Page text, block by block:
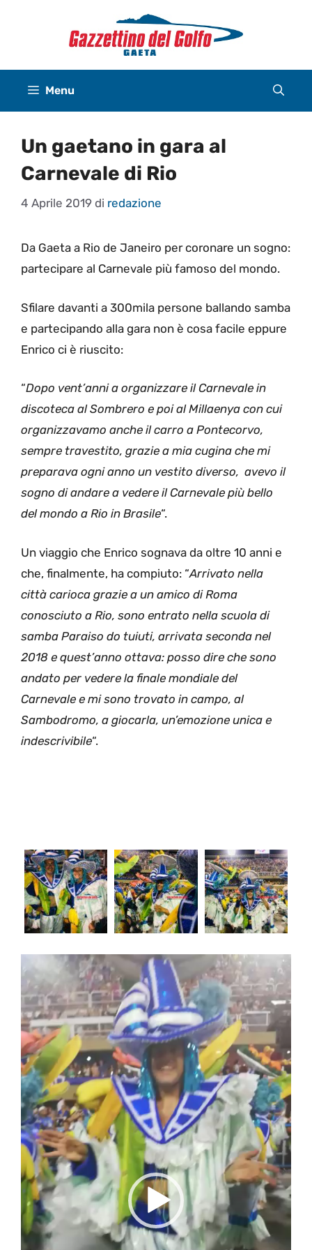
Menu
Un gaetano in gara al
Carnevale di Rio
4 Aprile 2019 di redazione
Da Gaeta a Rio de Janeiro per coronare un sogno:
partecipare al Carnevale più famoso del mondo.
Sfilare davanti a 300mila persone ballando samba
e partecipando alla gara non è cosa facile eppure
Enrico ci è riuscito:
“Dopo vent’anni a organizzare il Carnevale in
discoteca al Sombrero e poi al Millaenya con cui
organizzavamo anche il carro a Pontecorvo,
sempre travestito, grazie a mia cugina che mi
preparava ogni anno un vestito diverso, avevo il
sogno di andare a vedere il Carnevale più bello
del mondo a Rio in Brasile“.
Un viaggio che Enrico sognava da oltre 10 anni e
che, finalmente, ha compiuto: “Arrivato nella
città carioca grazie a un amico di Roma
conosciuto a Rio, sono entrato nella scuola di
samba Paraiso do tuiuti, arrivata seconda nel
2018 e quest’anno ottava: posso dire che sono
andato per vedere la finale mondiale del
Carnevale e mi sono trovato in campo, al
Sambodromo, a giocarla, un’emozione unica e
indescrivibile“.
Player